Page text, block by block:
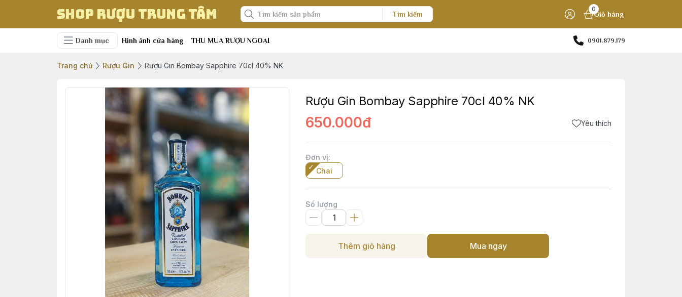
Shop Rượu Trung Tâm Tìm kiếm
0
Giỏ hàng
Danh mục Hình ảnh cửa hàng THU MUA RƯỢU NGOẠI 0901.879.179
Trang chủ Rượu Gin Rượu Gin Bombay Sapphire 70cl 40% NK
Rượu Gin Bombay Sapphire 70cl 40% NK
650.000đ Yêu thích
Đơn vị:
Chai
Số lượng
Thêm giỏ hàng Mua ngay